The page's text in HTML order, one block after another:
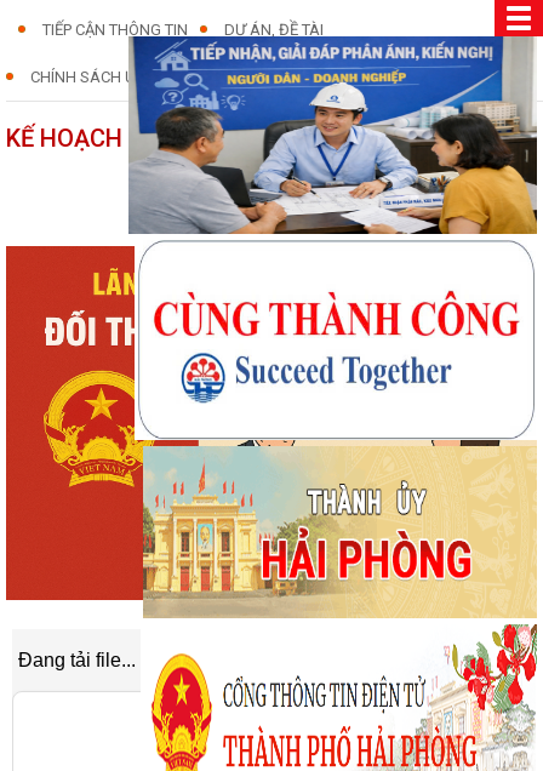
TIẾP CẬN THÔNG TIN DỰ ÁN, ĐỀ TÀI
CHÍNH SÁCH ƯU ĐÃI, KÊU GỌI ĐẦU TƯ
KẾ HOẠCH ĐỐI THOẠI DOANH NGHIỆP
27/10/2025